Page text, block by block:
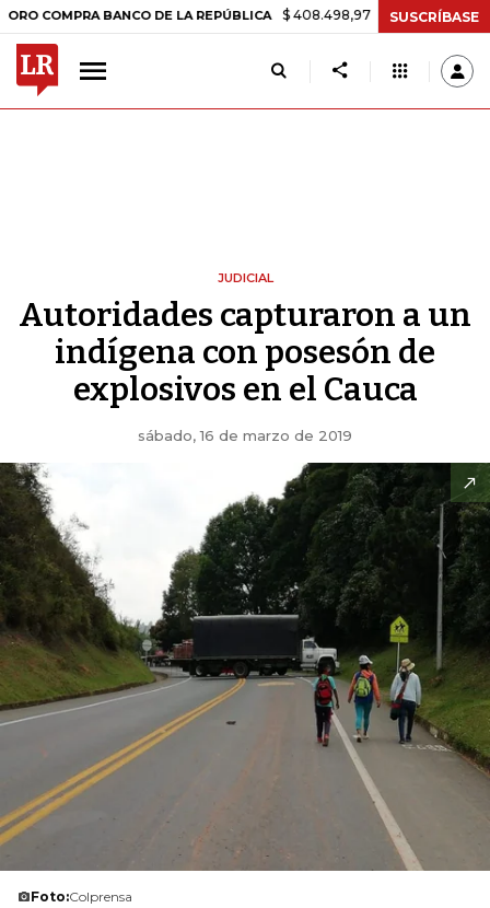
BANCO DE LA REPÚBLICA $ 408.498,97 +$ 8.753,81 +2,19%
SUSCRÍBASE
JUDICIAL
Autoridades capturaron a un
indígena con posesón de
explosivos en el Cauca
sábado, 16 de marzo de 2019
Foto:Colprensa